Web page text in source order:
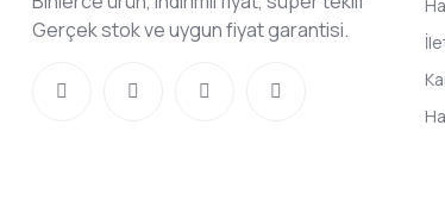
Gerçek stok ve uygun fiyat garantisi.